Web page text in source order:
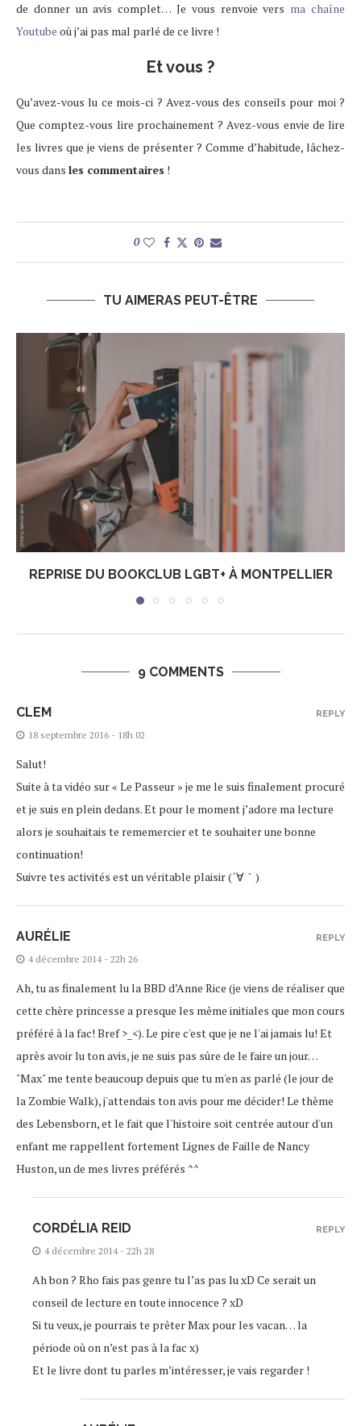
de donner un avis complet… Je vous renvoie vers ma chaîne
Youtube où j’ai pas mal parlé de ce livre !
Et vous ?
Qu’avez-vous lu ce mois-ci ? Avez-vous des conseils pour moi ?
Que comptez-vous lire prochainement ? Avez-vous envie de lire
les livres que je viens de présenter ? Comme d’habitude, lâchez-
vous dans les commentaires !
0
TU AIMERAS PEUT-ÊTRE
REPRISE DU BOOKCLUB LGBT+ À MONTPELLIER
9 COMMENTS
CLEM
18 septembre 2016 - 18h 02
Salut!
Suite à ta vidéo sur « Le Passeur » je me le suis finalement procuré
et je suis en plein dedans. Et pour le moment j’adore ma lecture
alors je souhaitais te rememercier et te souhaiter une bonne
continuation!
Suivre tes activités est un véritable plaisir (´∀｀)
REPLY
AURÉLIE
4 décembre 2014 - 22h 26
Ah, tu as finalement lu la BBD d’Anne Rice (je viens de réaliser que
cette chère princesse a presque les même initiales que mon cours
préféré à la fac! Bref >_<). Le pire c'est que je ne l'ai jamais lu! Et
après avoir lu ton avis, je ne suis pas sûre de le faire un jour…
"Max" me tente beaucoup depuis que tu m'en as parlé (le jour de
la Zombie Walk), j'attendais ton avis pour me décider! Le thème
des Lebensborn, et le fait que l'histoire soit centrée autour d'un
enfant me rappellent fortement Lignes de Faille de Nancy
Huston, un de mes livres préférés ^^
REPLY
CORDÉLIA REID
4 décembre 2014 - 22h 28
Ah bon ? Rho fais pas genre tu l’as pas lu xD Ce serait un
conseil de lecture en toute innocence ? xD
Si tu veux, je pourrais te prêter Max pour les vacan… la
période où on n’est pas à la fac x)
Et le livre dont tu parles m’intéresser, je vais regarder !
REPLY